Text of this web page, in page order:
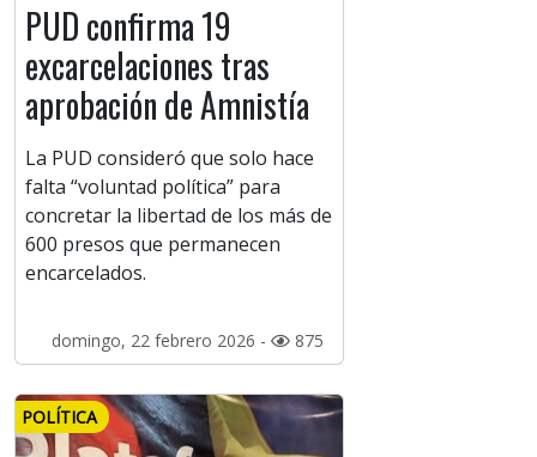
PUD confirma 19
excarcelaciones tras
aprobación de Amnistía
La PUD consideró que solo hace
falta “voluntad política” para
concretar la libertad de los más de
600 presos que permanecen
encarcelados.
domingo, 22 febrero 2026 - 875
POLÍTICA